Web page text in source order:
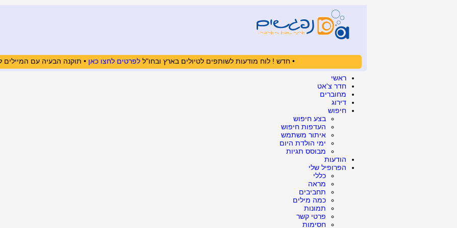
• חדש ! לוח מודעות לשותפים לטיולים בארץ ובחו"ללפרטים לחצו כאן • תוקנה הבעיה עם
ראשי
חדר צ'אט
מחוברים
דירוג
חיפוש
בצע חיפוש
העדפות חיפוש
איתור משתמש
ימי הולדת היום
מבוסס תגיות
הודעות
הפרופיל שלי
כללי
מראה
תחביבים
כמה מילים
תמונות
פרטי קשר
חסימות